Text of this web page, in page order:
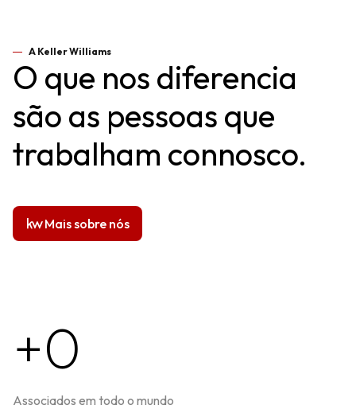
A Keller Williams
O que nos diferencia
são as pessoas que
trabalham connosco.
Mais sobre nós
+0
Associados em todo o mundo